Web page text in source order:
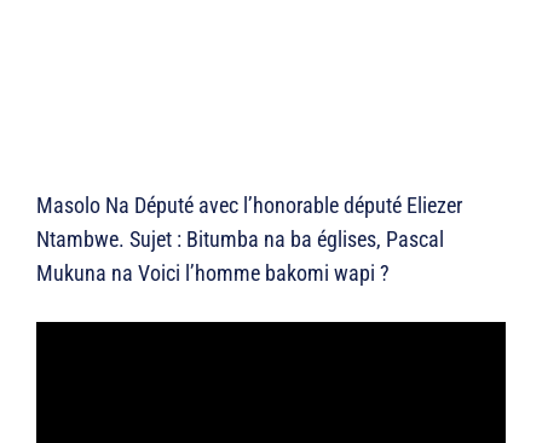
Masolo Na Député avec l’honorable député Eliezer
Ntambwe. Sujet : Bitumba na ba églises, Pascal
Mukuna na Voici l’homme bakomi wapi ?